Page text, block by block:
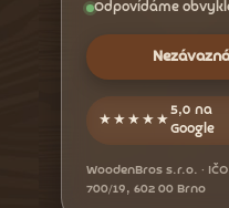
Odpovídáme
★★★★★
5,0 na
Google
WoodenBros s.r.o. · IČO
700/19, 602 00 Brno